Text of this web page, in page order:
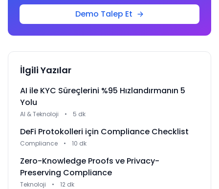
Demo Talep Et
İlgili Yazılar
AI ile KYC Süreçlerini %95 Hızlandırmanın 5
Yolu
AI & Teknoloji • 5 dk
DeFi Protokolleri için Compliance Checklist
Compliance • 10 dk
Zero-Knowledge Proofs ve Privacy-
Preserving Compliance
Teknoloji • 12 dk